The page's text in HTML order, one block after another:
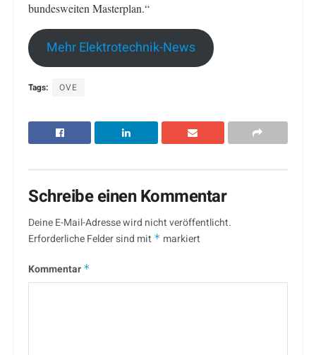
bundesweiten Masterplan.“
Mehr Elektrotechnik-News
Tags: OVE
Schreibe einen Kommentar
Deine E-Mail-Adresse wird nicht veröffentlicht.
Erforderliche Felder sind mit * markiert
Kommentar *